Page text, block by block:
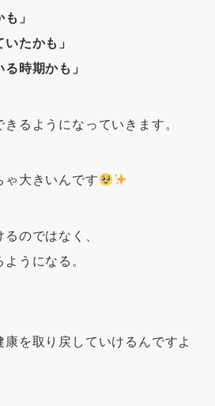
」
たかも」
る時期かも」
るようになっていきます。
ゃ大きいんです
のではなく、
うになる。
を取り戻していけるんですよ